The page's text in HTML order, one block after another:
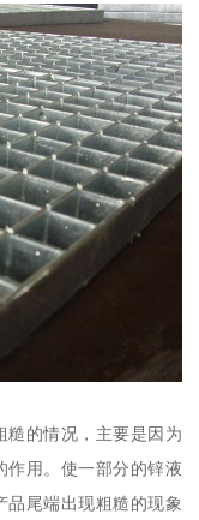
糙的情况，主要是因为
作用。使一部分的锌液
品尾端出现粗糙的现象